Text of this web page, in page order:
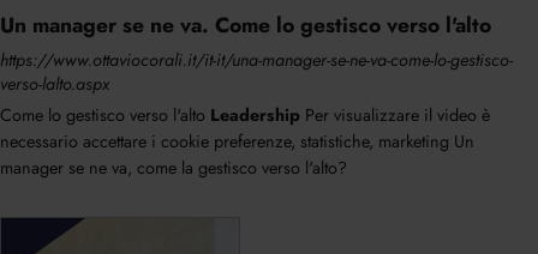
Un manager se ne va. Come lo gestisco verso l'alto
https://www.ottaviocorali.it/it-it/una-manager-se-ne-va-come-lo-gestisco-
verso-lalto.aspx
Come lo gestisco verso l'alto Leadership Per visualizzare il video è
necessario accettare i cookie preferenze, statistiche, marketing Un
manager se ne va, come la gestisco verso l'alto?